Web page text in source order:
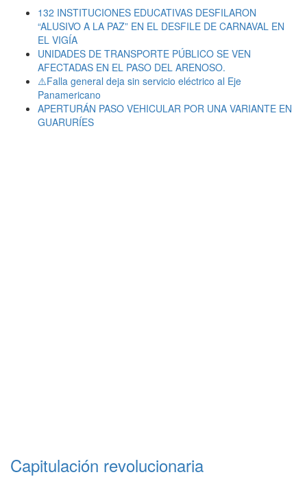
132 INSTITUCIONES EDUCATIVAS DESFILARON
“ALUSIVO A LA PAZ” EN EL DESFILE DE CARNAVAL EN
EL VIGÍA
UNIDADES DE TRANSPORTE PÚBLICO SE VEN
AFECTADAS EN EL PASO DEL ARENOSO.
⚠️Falla general deja sin servicio eléctrico al Eje
Panamericano
APERTURÁN PASO VEHICULAR POR UNA VARIANTE EN
GUARURÍES
Capitulación revolucionaria